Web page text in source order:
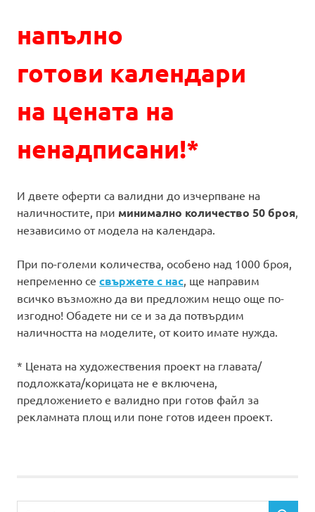
напълно
готови календари
на цената на
ненадписани!*
И двете оферти са валидни до изчерпване на
наличностите, при минимално количество 50 броя
независимо от модела на календара.
При по-големи количества, особено над 1000 броя,
непременно се свържете с нас , ще направим
всичко възможно да ви предложим нещо още по-
изгодно! Обадете ни се и за да потвърдим
наличността на моделите, от които имате нужда.
* Цената на художествения проект на главата/
подложката/корицата не е включена,
предложението е валидно при готов файл за
рекламната площ или поне готов идеен проект.